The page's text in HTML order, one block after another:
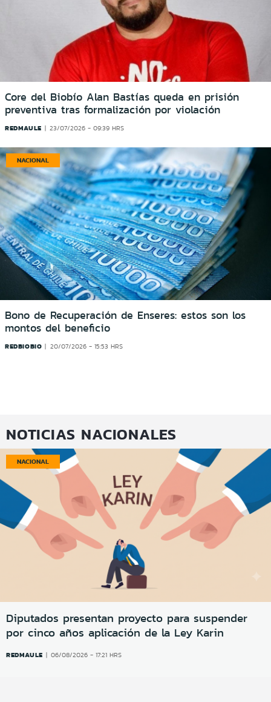
Core del Biobío Alan Bastías queda en prisión
preventiva tras formalización por violación
REDMAULE 23/07/2026 - 09:39 HRS
NACIONAL
Bono de Recuperación de Enseres: estos son los
montos del beneficio
REDBIOBIO 20/07/2026 - 15:53 HRS
NOTICIAS NACIONALES
NACIONAL
Diputados presentan proyecto para suspender
por cinco años aplicación de la Ley Karin
REDMAULE 06/08/2026 - 17:21 HRS